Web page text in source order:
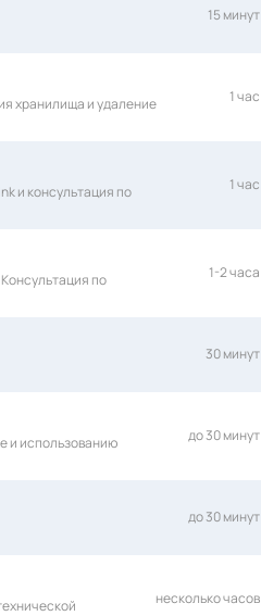
15 минут
хранилища и удаление 1 час
и консультация по 1 час
по 1-2 часа
30 минут
и использованию до 30 минут
до 30 минут
несколько часов